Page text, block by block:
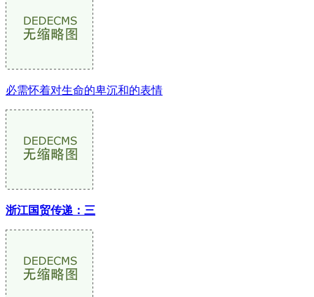
必需怀着对生命的卑沉和的表情
浙江国贸传递：三